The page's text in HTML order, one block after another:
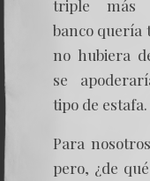
triple más
banco quería
no hubiera
se
tipo de estafa.
Para
pero, ¿de